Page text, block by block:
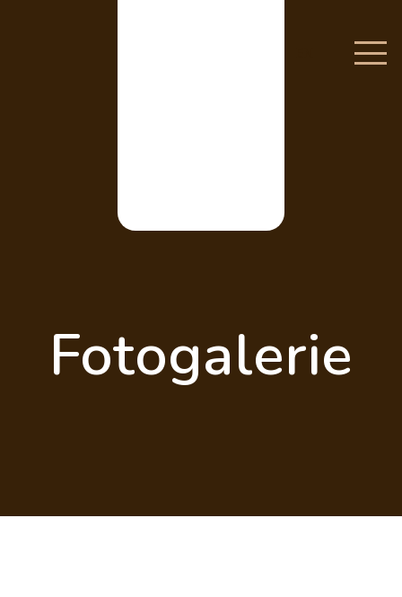
Fotogalerie